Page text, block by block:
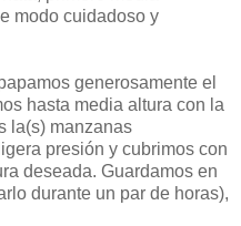
modo cuidadoso y
generosamente el
hasta media altura con la
la(s) manzanas
presión y cubrimos con
deseada. Guardamos en
durante un par de horas),